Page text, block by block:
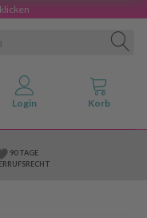
90 TAGE